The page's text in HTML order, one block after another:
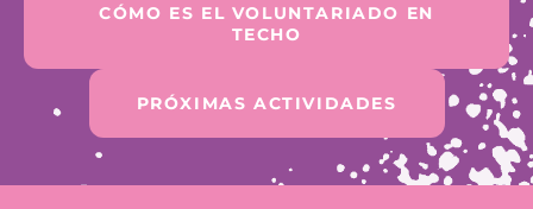
CÓMO ES EL VOLUNTARIADO EN
TECHO
PRÓXIMAS ACTIVIDADES